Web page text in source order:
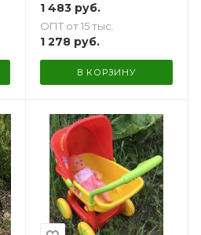
1 483руб.
ОПТ от 15 тыс.
1 278руб.
В КОРЗИНУ